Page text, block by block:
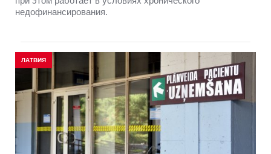
недофинансирования.
ЛАТВИЯ